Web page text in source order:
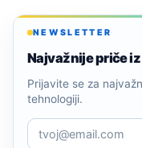
NEWSLETTER
Najvažnije priče
Prijavite se za
tehnologiji.